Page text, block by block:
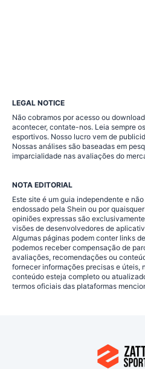
LEGAL NOTICE
Não cobramos por acesso ou
acontecer, contate-nos. Leia sempre
esportivos. Nosso lucro vem de
Nossas análises são baseadas em
imparcialidade nas avaliações do
NOTA EDITORIAL
Este site é um guia independente e
endossado pela Shein ou por
opiniões expressas são
visões de desenvolvedores de
Algumas páginas podem conter links
podemos receber compensação de
avaliações, recomendações ou
fornecer informações precisas e úteis,
conteúdo esteja completo ou
termos oficiais das plataformas